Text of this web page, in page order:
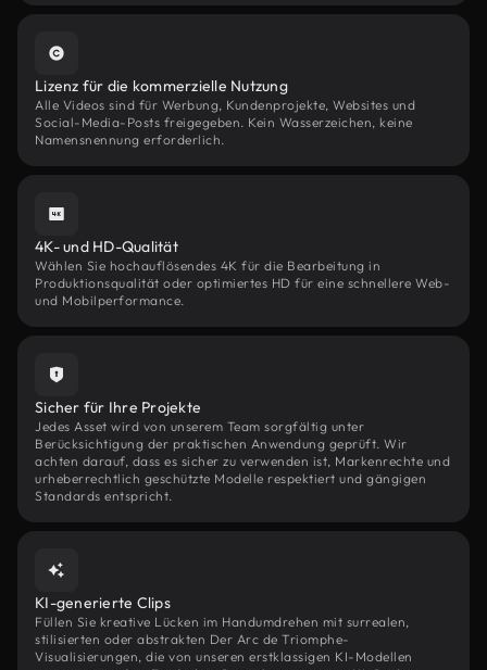
Lizenz für die kommerzielle Nutzung
Alle Videos sind für Werbung, Kundenprojekte, Websites und
Social-Media-Posts freigegeben. Kein Wasserzeichen, keine
Namensnennung erforderlich.
4K- und HD-Qualität
Wählen Sie hochauflösendes 4K für die Bearbeitung in
Produktionsqualität oder optimiertes HD für eine schnellere Web-
und Mobilperformance.
Sicher für Ihre Projekte
Jedes Asset wird von unserem Team sorgfältig unter
Berücksichtigung der praktischen Anwendung geprüft. Wir
achten darauf, dass es sicher zu verwenden ist, Markenrechte und
urheberrechtlich geschützte Modelle respektiert und gängigen
Standards entspricht.
KI-generierte Clips
Füllen Sie kreative Lücken im Handumdrehen mit surrealen,
stilisierten oder abstrakten Der Arc de Triomphe-
Visualisierungen, die von unseren erstklassigen KI-Modellen